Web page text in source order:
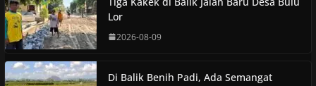
Lor
2026-08-09
Di Balik Benih Padi, Ada Semangat